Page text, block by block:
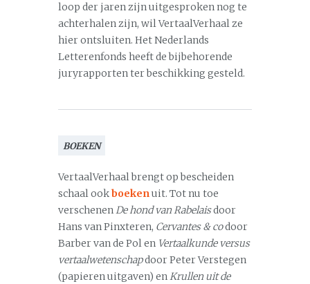
loop der jaren zijn uitgesproken nog te
achterhalen zijn, wil VertaalVerhaal ze
hier ontsluiten. Het Nederlands
Letterenfonds heeft de bijbehorende
juryrapporten ter beschikking gesteld.
BOEKEN
VertaalVerhaal brengt op bescheiden
schaal ookboekenuit. Tot nu toe
verschenenDe hond van Rabelaisdoor
Hans van Pinxteren, Cervantes & codoor
Barber van de Pol en Vertaalkunde versus
vertaalwetenschapdoor Peter Verstegen
(papieren uitgaven) enKrullen uit de